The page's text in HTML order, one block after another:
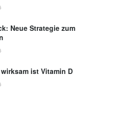
Neue Strategie zum
ist Vitamin D